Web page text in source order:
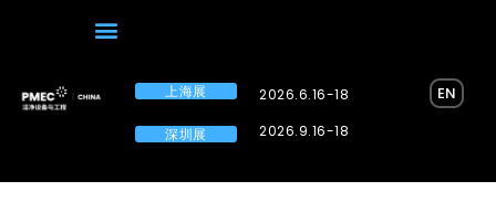
上海展
深圳展
2026.6.16-18
2026.9.16-18
EN